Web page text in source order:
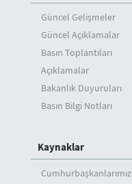
Güncel Gelişmeler
Güncel Açıklamalar
Basın Toplantıları
Açıklamalar
Bakanlık Duyuruları
Basın Bilgi Notları
Kaynaklar
Cumhurbaşkanlarımız